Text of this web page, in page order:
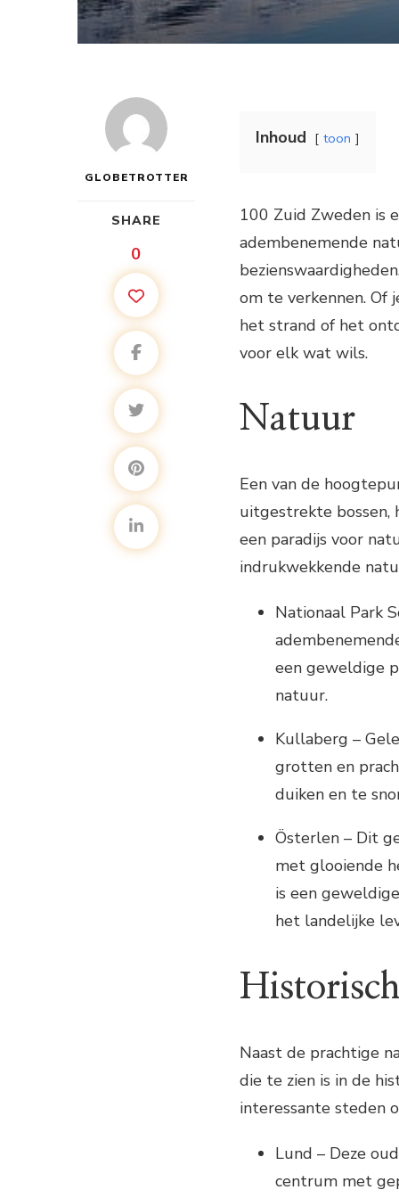
GLOBETROTTER
SHARE
0
Inhoud toon
100 Zuid Zweden is
adembenemende
om te verkennen. Of
het strand of het
voor elk wat wils.
Natuur
Een van de
uitgestrekte bossen,
een paradijs voor
indrukwekkende
Nationaal Park
een geweldige
natuur.
Kullaberg –
grotten en
duiken en te
Österlen – Dit
met glooiende
is een
het landelijke
Naast de prachtige
die te zien is in de
interessante steden
Lund – Deze
centrum met